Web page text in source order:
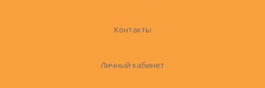
Контакты
Личный кабинет